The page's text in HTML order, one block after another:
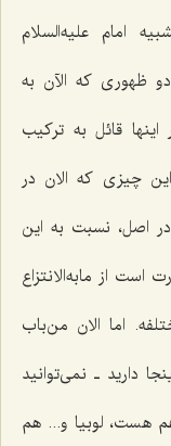
امام علیه‌السلام
دو ظهورى که الآن به
قائل به ترکیب
چیزی که الان در
اصل، نسبت به این
از ما‌به‌الانتزاع
اما الان من‌باب
دارید ـ نمى‌توانید
هست، لوبیا و... هم